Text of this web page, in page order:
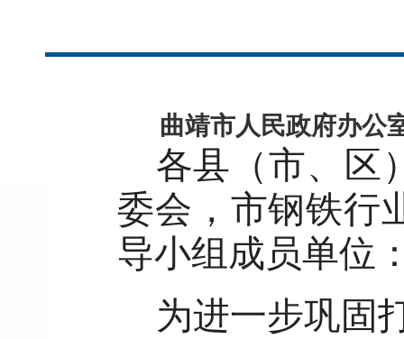
曲靖市人民政府办公
各县（市、区
委会，市钢铁行
导小组成员单位
为进一步巩固